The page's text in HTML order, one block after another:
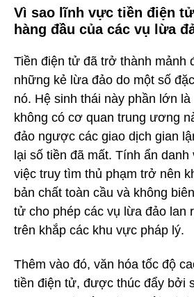
Vì sao lĩnh vực tiền điện
hàng đầu của các vụ lừa
Tiền điện tử đã trở thành mảnh
những kẻ lừa đảo do một số
nó. Hệ sinh thái này phần lớn là
không có cơ quan trung ương
đảo ngược các giao dịch gian
lại số tiền đã mất. Tính ẩn
việc truy tìm thủ phạm trở nên
bản chất toàn cầu và không
tử cho phép các vụ lừa đảo lan
trên khắp các khu vực pháp lý.
Thêm vào đó, văn hóa tốc độ
tiền điện tử, được thúc đẩy bởi